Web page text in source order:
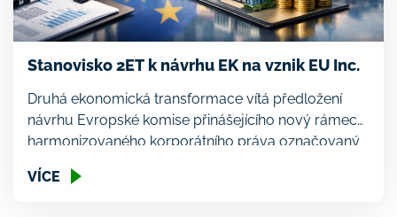
Stanovisko 2ET k návrhu EK na vznik EU Inc.
Druhá ekonomická transformace vítá předložení
návrhu Evropské komise přinášejícího nový rámec
harmonizovaného korporátního práva označovaný
přístupu českých firem ke globálnímu kapitálu
VÍCE